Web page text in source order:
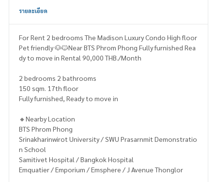
รายละเอียด
For Rent 2 bedrooms The Madison Luxury Condo High floor
Pet friendly 🐶🐱Near BTS Phrom Phong Fully furnished Rea
dy to move in Rental 90,000 THB./Month
2 bedrooms 2 bathrooms
150 sqm. 17th floor
Fully furnished, Ready to move in
🔸Nearby Location
BTS Phrom Phong
Srinakharinwirot University / SWU Prasarnmit Demonstratio
n School
Samitivet Hospital / Bangkok Hospital
Emquatier / Emporium / Emsphere / J Avenue Thonglor